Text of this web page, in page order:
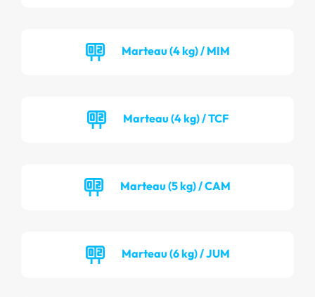
Marteau (4 kg) / MIM
Marteau (4 kg) / TCF
Marteau (5 kg) / CAM
Marteau (6 kg) / JUM